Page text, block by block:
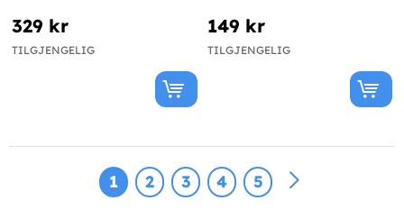
329 kr
TILGJENGELIG
149 kr
TILGJENGELIG
1 2 3 4 5